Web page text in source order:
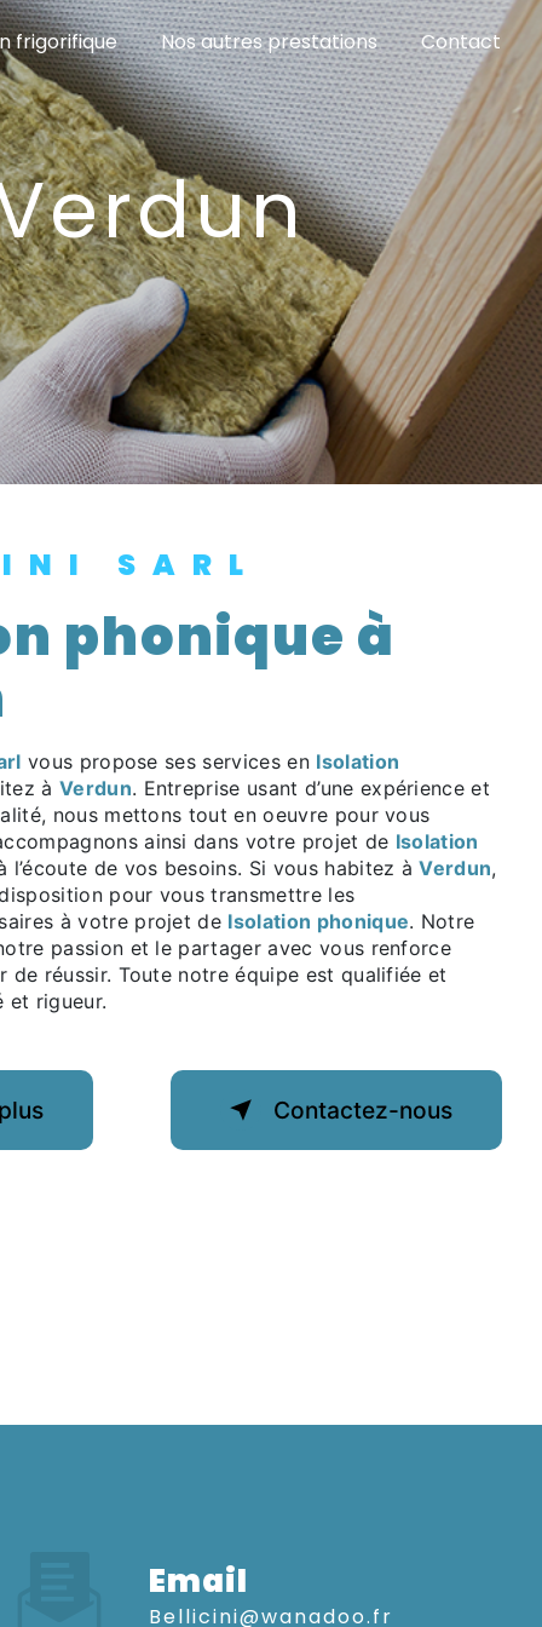
frigorifique Nos autres prestations Contact
SARL
vous propose ses services en Isolation
à Verdun. Entreprise usant d’une expérience et
nous mettons tout en oeuvre pour vous
ainsi dans votre projet de Isolation
l’écoute de vos besoins. Si vous habitez àVerdun,
pour vous transmettre les
à votre projet de Isolation phonique. Notre
passion et le partager avec vous renforce
de réussir. Toute notre équipe est qualifiée et
et rigueur.
Contactez-nous
Email
bellicini@wanadoo.fr